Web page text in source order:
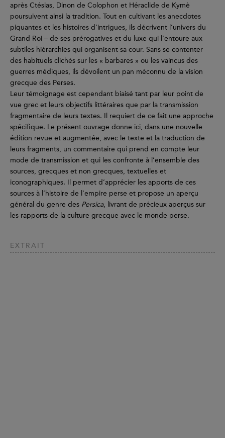
après Ctésias, Dinon de Colophon et Héraclide de Kymè
poursuivent ainsi la tradition. Tout en cultivant les anecdotes
piquantes et les histoires d’intrigues, ils décrivent l’univers du
Grand Roi – de ses prérogatives et du luxe qui l’entoure aux
subtiles hiérarchies qui organisent sa cour. Sans se contenter
des habituels clichés sur les « barbares » ou les vaincus des
guerres médiques, ils dévoilent un pan méconnu de la vision
grecque des Perses.
Leur témoignage est cependant biaisé tant par leur point de
vue grec et leurs objectifs littéraires que par la transmission
fragmentaire de leurs textes. Il requiert de ce fait une approche
spécifique. Le présent ouvrage donne ici, dans une nouvelle
édition revue et augmentée, avec le texte et la traduction de
leurs fragments, un commentaire qui prend en compte leur
mode de transmission et qui les confronte à l’ensemble des
sources, grecques et non grecques, textuelles et
iconographiques. Il permet d’apprécier les apports de ces
sources à l’histoire de l’empire perse et propose un aperçu
général du genre des Persica, livrant de précieux aperçus sur
les rapports de la culture grecque avec le monde perse.
EXTRAIT